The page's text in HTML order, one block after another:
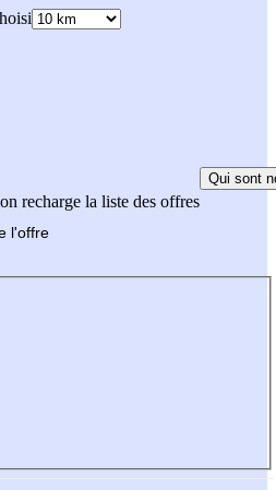
recharge la liste des offres
Qui sont
l'offre